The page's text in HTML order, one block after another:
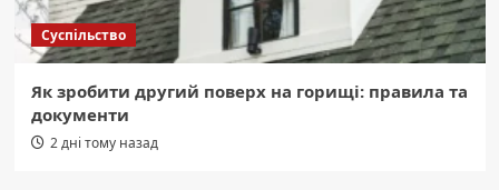
Суспільство
Як зробити другий поверх на горищі: правила та
документи
2 дні тому назад